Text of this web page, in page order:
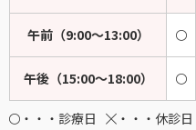
午前（9:00～13:00）
午後（15:00～18:00）
・・・診療日 ・・・休診日